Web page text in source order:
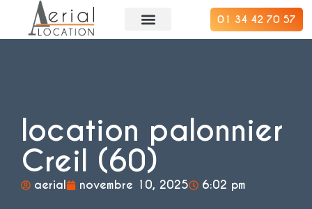
01 34 42 70 57
location palonnier
Creil (60)
aerial novembre 10, 2025 6:02 pm